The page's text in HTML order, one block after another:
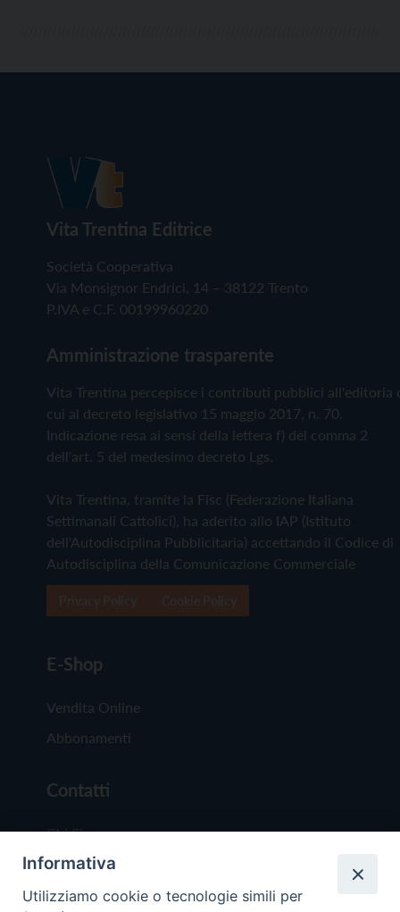
Vita Trentina Editrice
Società Cooperativa
Via Monsignor Endrici, 14 – 38122 Trento
P.IVA e C.F. 00199960220
Amministrazione trasparente
Vita Trentina percepisce i contributi pubblici all'editoria
cui al decreto legislativo 15 maggio 2017, n. 70.
Indicazione resa ai sensi della lettera f) del comma 2
dell'art. 5 del medesimo decreto Lgs.
Vita Trentina, tramite la Fisc (Federazione Italiana
Settimanali Cattolici), ha aderito allo IAP (Istituto
dell'Autodisciplina Pubblicitaria) accettando il Codice di
Autodisciplina della Comunicazione Commerciale
E-Shop
Vendita Online
Abbonamenti
Contatti
Chi Siamo
Redazione
Scrivici
Informativa
Utilizziamo cookie o tecnologie simili per